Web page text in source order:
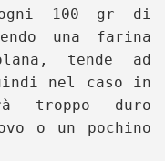
ogni 100 gr di
una farina
tende ad
nel caso in
troppo duro
o un pochino